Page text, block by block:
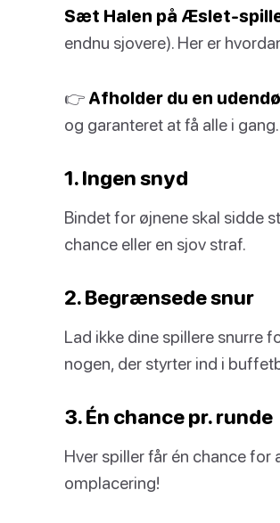
Sæt Halen på Æslet-
endnu sjovere). Her er
👉 Afholder du en
og garanteret at få alle i gang.
1. Ingen snyd
Bindet for øjnene skal sidde
chance eller en sjov straf.
2. Begrænsede snur
Lad ikke dine spillere snurre
nogen, der styrter ind i
3. Én chance pr. runde
Hver spiller får én chance for
omplacering!